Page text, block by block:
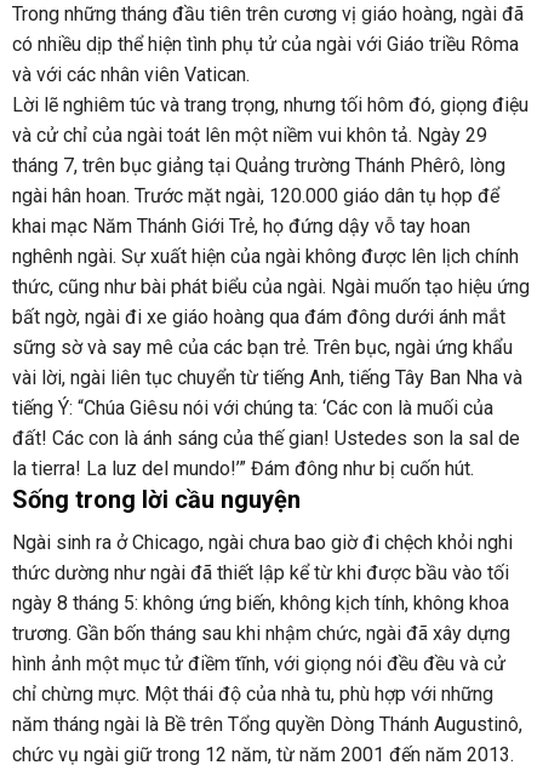
Trong những tháng đầu tiên trên cương vị giáo hoàng, ngài đã
có nhiều dịp thể hiện tình phụ tử của ngài với Giáo triều Rôma
và với các nhân viên Vatican.
Lời lẽ nghiêm túc và trang trọng, nhưng tối hôm đó, giọng điệu
và cử chỉ của ngài toát lên một niềm vui khôn tả. Ngày 29
tháng 7, trên bục giảng tại Quảng trường Thánh Phêrô, lòng
ngài hân hoan. Trước mặt ngài, 120.000 giáo dân tụ họp để
khai mạc Năm Thánh Giới Trẻ, họ đứng dậy vỗ tay hoan
nghênh ngài. Sự xuất hiện của ngài không được lên lịch chính
thức, cũng như bài phát biểu của ngài. Ngài muốn tạo hiệu ứng
bất ngờ, ngài đi xe giáo hoàng qua đám đông dưới ánh mắt
sững sờ và say mê của các bạn trẻ. Trên bục, ngài ứng khẩu
vài lời, ngài liên tục chuyển từ tiếng Anh, tiếng Tây Ban Nha và
tiếng Ý: “Chúa Giêsu nói với chúng ta: ‘Các con là muối của
đất! Các con là ánh sáng của thế gian! Ustedes son la sal de
la tierra! La luz del mundo!’” Đám đông như bị cuốn hút.
Sống trong lời cầu nguyện
Ngài sinh ra ở Chicago, ngài chưa bao giờ đi chệch khỏi nghi
thức dường như ngài đã thiết lập kể từ khi được bầu vào tối
ngày 8 tháng 5: không ứng biến, không kịch tính, không khoa
trương. Gần bốn tháng sau khi nhậm chức, ngài đã xây dựng
hình ảnh một mục tử điềm tĩnh, với giọng nói đều đều và cử
chỉ chừng mực. Một thái độ của nhà tu, phù hợp với những
năm tháng ngài là Bề trên Tổng quyền Dòng Thánh Augustinô,
chức vụ ngài giữ trong 12 năm, từ năm 2001 đến năm 2013.